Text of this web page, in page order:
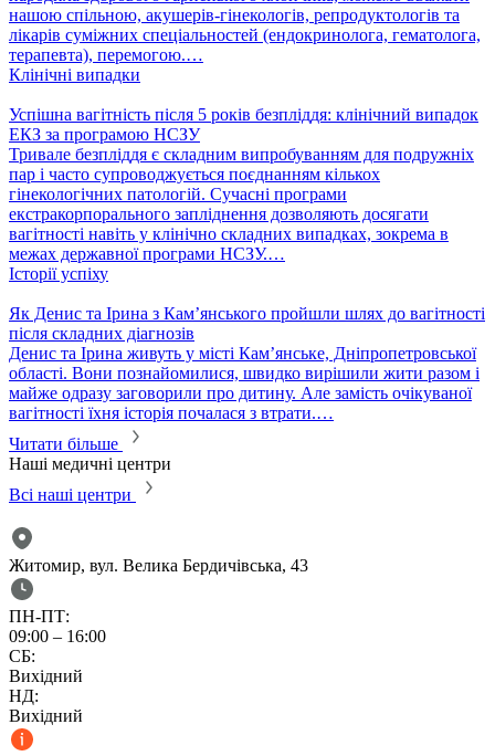
нашою спільною, акушерів-гінекологів, репродуктологів та
лікарів суміжних спеціальностей (ендокринолога, гематолога,
терапевта), перемогою.…
Клінічні випадки
Успішна вагітність після 5 років безпліддя: клінічний випадок
ЕКЗ за програмою НСЗУ
Тривале безпліддя є складним випробуванням для подружніх
пар і часто супроводжується поєднанням кількох
гінекологічних патологій. Сучасні програми
екстракорпорального запліднення дозволяють досягати
вагітності навіть у клінічно складних випадках, зокрема в
межах державної програми НСЗУ.…
Історії успіху
Як Денис та Ірина з Кам’янського пройшли шлях до вагітності
після складних діагнозів
Денис та Ірина живуть у місті Кам’янське, Дніпропетровської
області. Вони познайомилися, швидко вирішили жити разом і
майже одразу заговорили про дитину. Але замість очікуваної
вагітності їхня історія почалася з втрати.…
Читати більше
Наші медичні центри
Всі наші центри
Житомир, вул. Велика Бердичівська, 43
ПН-ПТ:
09:00 – 16:00
СБ:
Вихідний
НД:
Вихідний